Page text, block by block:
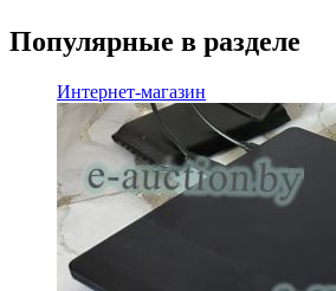
Популярные в разделе
Интернет-магазин